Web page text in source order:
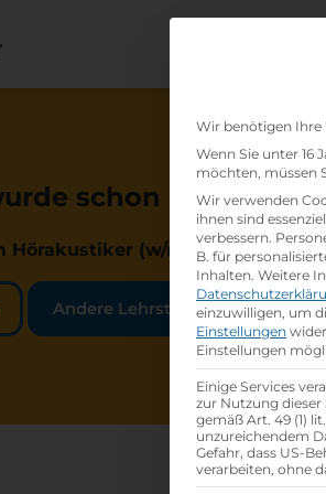
schon besetzt!
Hörakustiker (w/m/d)bei
Andere Lehrstelle suchen
Wir benötigen Ihre
Wenn Sie unter 16
möchten, müssen
Wir verwenden
ihnen sind
verbessern.
B. für
Inhalten. Weitere
einzuwilligen, um
Einstellungen
Einstellungen
Einige Services
zur Nutzung dieser
gemäß Art. 49 (1)
unzureichendem
Gefahr, dass US-
verarbeiten, ohne